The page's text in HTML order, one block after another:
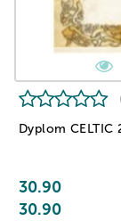
Dyplom
30.90
30.90